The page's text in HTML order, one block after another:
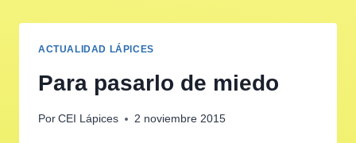
ACTUALIDAD LÁPICES
Para pasarlo de miedo
Por CEI Lápices 2 noviembre 2015